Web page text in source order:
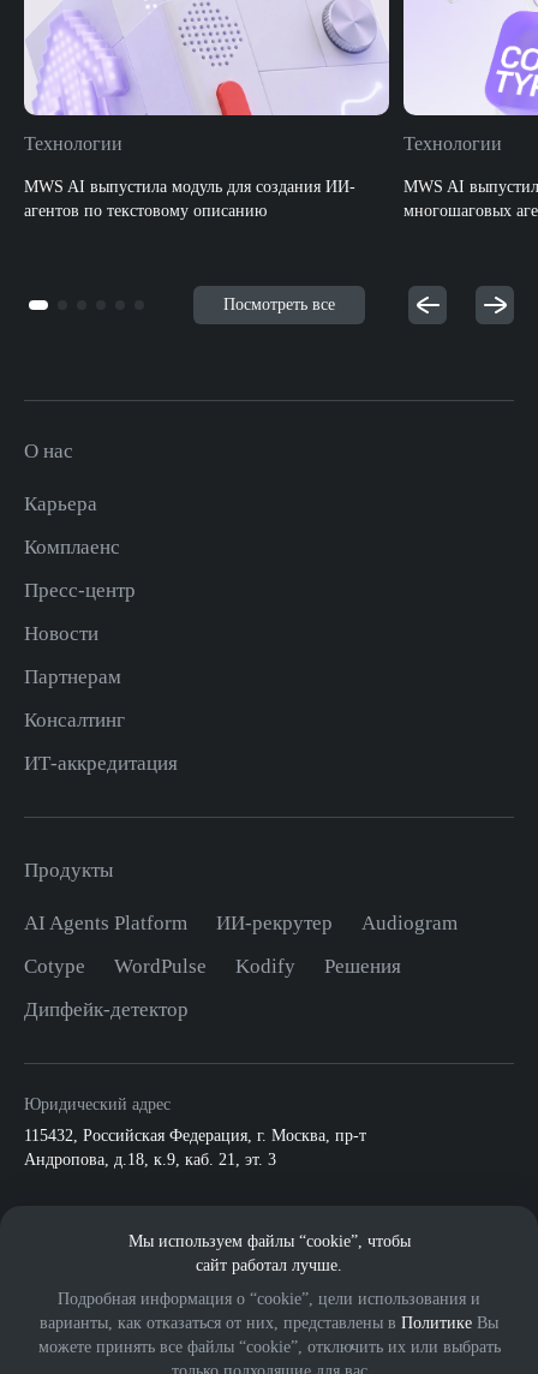
Технологии
MWS AI выпустила модуль для создания ИИ-
агентов по текстовому описанию
Технологии
MWS AI
многошаговых
Посмотреть все
О нас
Карьера
Комплаенс
Пресс-центр
Новости
Партнерам
Консалтинг
ИТ-аккредитация
Продукты
AI Agents Platform ИИ-рекрутер
Audiogram
Cotype
WordPulse Kodify
Решения
Дипфейк-детектор
Юридический адрес
115432, Российская Федерация, г. Москва, пр-т
Андропова, д.18, к.9, каб. 21, эт. 3
Мы используем файлы “cookie”, чтобы
сайт работал лучше.
Подробная информация о “cookie”, цели использования и
варианты, как отказаться от них, представлены в Политике Вы
можете принять все файлы “cookie”, отключить их или выбрать